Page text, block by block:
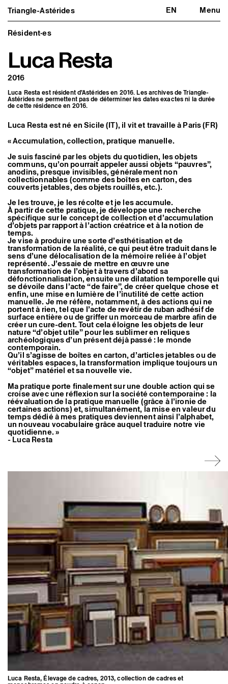
Triangle-Astérides EN Menu
Triangle-Astérides
Centre d’art contemporain
d’intérêt national
et résidence internationale d'artistes
Fermer
Présentation
À propos
Équipe et gouvernance
Formation professionnelle
Adhérer / nous soutenir
Informations pratiques
Programmation
Agenda : en cours et à venir
Expositions
Événements
Programmation éditoriale
Médiation
Publics associés
Les Nouveaux Commanditaires
Artistes résident·es et associé·es
Résident·es
Artistes associé·es
Hors-les-murs
Ancien·nes résident·es et artistes associé·es
Résident·es
Luca Resta
2016
Luca Resta est résident d’Astérides en 2016. Les archives de Triangle-
Astérides ne permettent pas de déterminer les dates exactes ni la durée
de cette résidence en 2016.
Luca Resta est né en Sicile (IT), il vit et travaille à Paris (FR)
« Accumulation, collection, pratique manuelle.
Je suis fasciné par les objets du quotidien, les objets
communs, qu’on pourrait appeler aussi objets “pauvres”,
anodins, presque invisibles, généralement non
collectionnables (comme des boîtes en carton, des
couverts jetables, des objets rouillés, etc.).
Je les trouve, je les récolte et je les accumule.
À partir de cette pratique, je développe une recherche
spécifique sur le concept de collection et d’accumulation
d’objets par rapport à l’action créatrice et à la notion de
temps.
Je vise à produire une sorte d’esthétisation et de
transformation de la réalité, ce qui peut être traduit dans le
sens d’une délocalisation de la mémoire reliée à l’objet
représenté. J’essaie de mettre en œuvre une
transformation de l’objet à travers d’abord sa
défonctionnalisation, ensuite une dilatation temporelle qui
se dévoile dans l’acte “de faire”, de créer quelque chose et
enfin, une mise en lumière de l’inutilité de cette action
manuelle. Je me réfère, notamment, à des actions qui ne
portent à rien, tel que l’acte de revêtir de ruban adhésif de
surface entière ou de griffer un morceau de marbre afin de
créer un cure-dent. Tout cela éloigne les objets de leur
nature “d’objet utile” pour les sublimer en reliques
archéologiques d’un présent déjà passé : le monde
contemporain.
Qu’il s’agisse de boîtes en carton, d’articles jetables ou de
véritables espaces, la transformation implique toujours un
“objet” matériel et sa nouvelle vie.
Ma pratique porte finalement sur une double action qui se
croise avec une réflexion sur la société contemporaine : la
réévaluation de la pratique manuelle (grâce à l’ironie de
certaines actions) et, simultanément, la mise en valeur du
temps dédié à mes pratiques deviennent ainsi l’alphabet,
un nouveau vocabulaire grâce auquel traduire notre vie
quotidienne. »
- Luca Resta
Luca Resta, Élevage de cadres, 2013, collection de cadres et